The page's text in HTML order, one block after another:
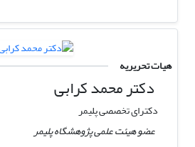
هیات تحریریه
دکتر محمد کرابی
دکترای تخصصی پلیمر
عضو هیئت علمی پژوهشگاه پلیمر